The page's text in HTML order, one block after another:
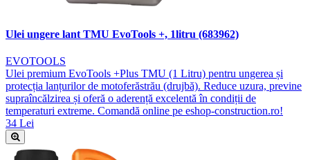
Ulei ungere lant TMU EvoTools +, 1litru (683962)
EVOTOOLS
Ulei premium EvoTools +Plus TMU (1 Litru) pentru ungerea și
protecția lanțurilor de motoferăstrău (drujbă). Reduce uzura, previne
supraîncălzirea și oferă o aderență excelentă în condiții de
temperaturi extreme. Comandă online pe eshop-construction.ro!
34 Lei